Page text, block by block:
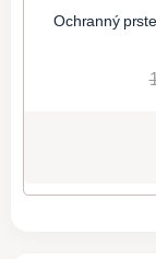
Ochranný